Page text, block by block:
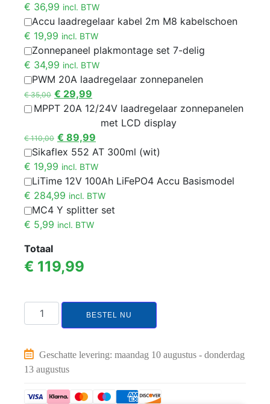
€ 36,99 incl. BTW
Accu laadregelaar kabel 2m M8 kabelschoen
€ 19,99 incl. BTW
Zonnepaneel plakmontage set 7-delig
€ 34,99 incl. BTW
PWM 20A laadregelaar zonnepanelen
€35,00 € 29,99
MPPT 20A 12/24V laadregelaar zonnepanelen
met LCD display
€110,00 € 89,99
Sikaflex 552 AT 300ml (wit)
€ 19,99 incl. BTW
LiTime 12V 100Ah LiFePO4 Accu Basismodel
€ 284,99 incl. BTW
MC4 Y splitter set
€ 5,99 incl. BTW
Totaal
€ 119,99
BESTEL NU
Geschatte levering: maandag 10 augustus - donderdag
13 augustus